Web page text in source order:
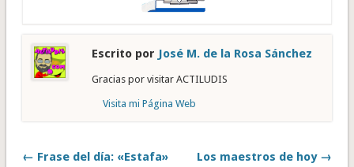
Escrito por José M. de la Rosa Sánchez
Gracias por visitar ACTILUDIS
Visita mi Página Web
← Frase del día: «Estafa» Los maestros de hoy →